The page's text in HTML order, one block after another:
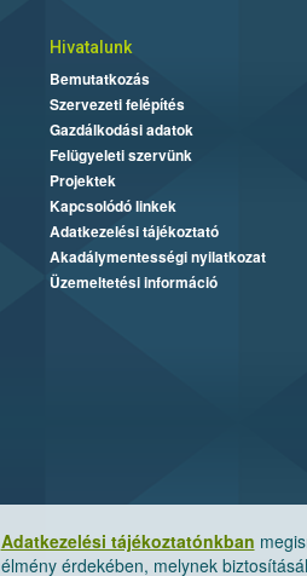
Adatkezelési tájékoztatónkban
élmény érdekében, melynek
Hivatalunk
Bemutatkozás
Szervezeti felépítés
Gazdálkodási adatok
Felügyeleti szervünk
Projektek
Kapcsolódó linkek
Adatkezelési tájékoztató
Akadálymentességi nyilatkozat
Üzemeltetési információ